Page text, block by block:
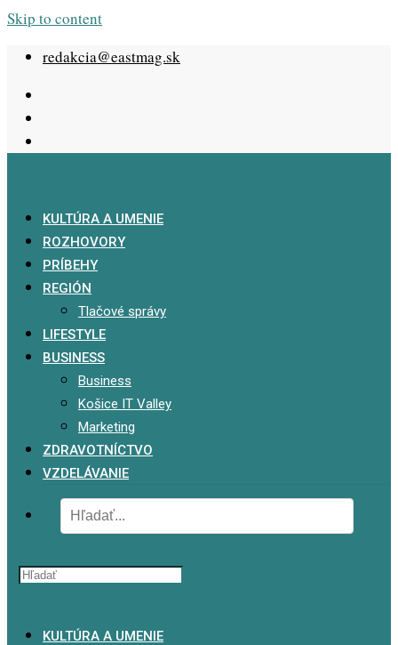
Skip to content
redakcia@eastmag.sk
KULTÚRA A UMENIE
ROZHOVORY
PRÍBEHY
REGIÓN
Tlačové správy
LIFESTYLE
BUSINESS
Business
Košice IT Valley
Marketing
ZDRAVOTNÍCTVO
VZDELÁVANIE
KULTÚRA A UMENIE